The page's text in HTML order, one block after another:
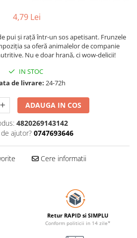
4,79 Lei
pui și rață într-un sos apetisant. Frunzele
sa oferă animalelor de companie
Nu e doar hrană, ci wow-deliciі!
IN STOC
de livrare: 24-72h
ADAUGA IN COS
4820269143142
ajutor? 0747693646
Cere informatii
Retur RAPID si SIMPLU
Conform politicii in 14 zile*